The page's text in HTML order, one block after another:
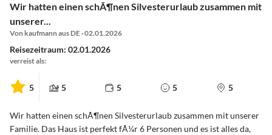
Wir hatten einen schÃ¶nen Silvesterurlaub zusammen mit
unserer...
Von kaufmann aus DE · 02.01.2026
Reisezeitraum: 02.01.2026
verreist als:
5 5 5 5 5
Wir hatten einen schÃ¶nen Silvesterurlaub zusammen mit unserer
Familie. Das Haus ist perfekt fÃ¼r 6 Personen und es ist alles da,